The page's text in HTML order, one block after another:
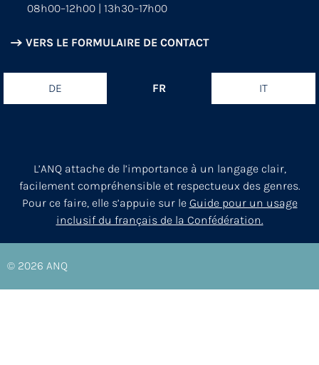
08h00–12h00 | 13h30–17h00
VERS LE FORMULAIRE DE CONTACT
DE FR IT
L’ANQ attache de l’importance à un langage clair,
facilement compréhensible et respectueux des genres.
Pour ce faire, elle s’appuie sur le Guide pour un usage
inclusif du français de la Confédération.
© 2026 ANQ